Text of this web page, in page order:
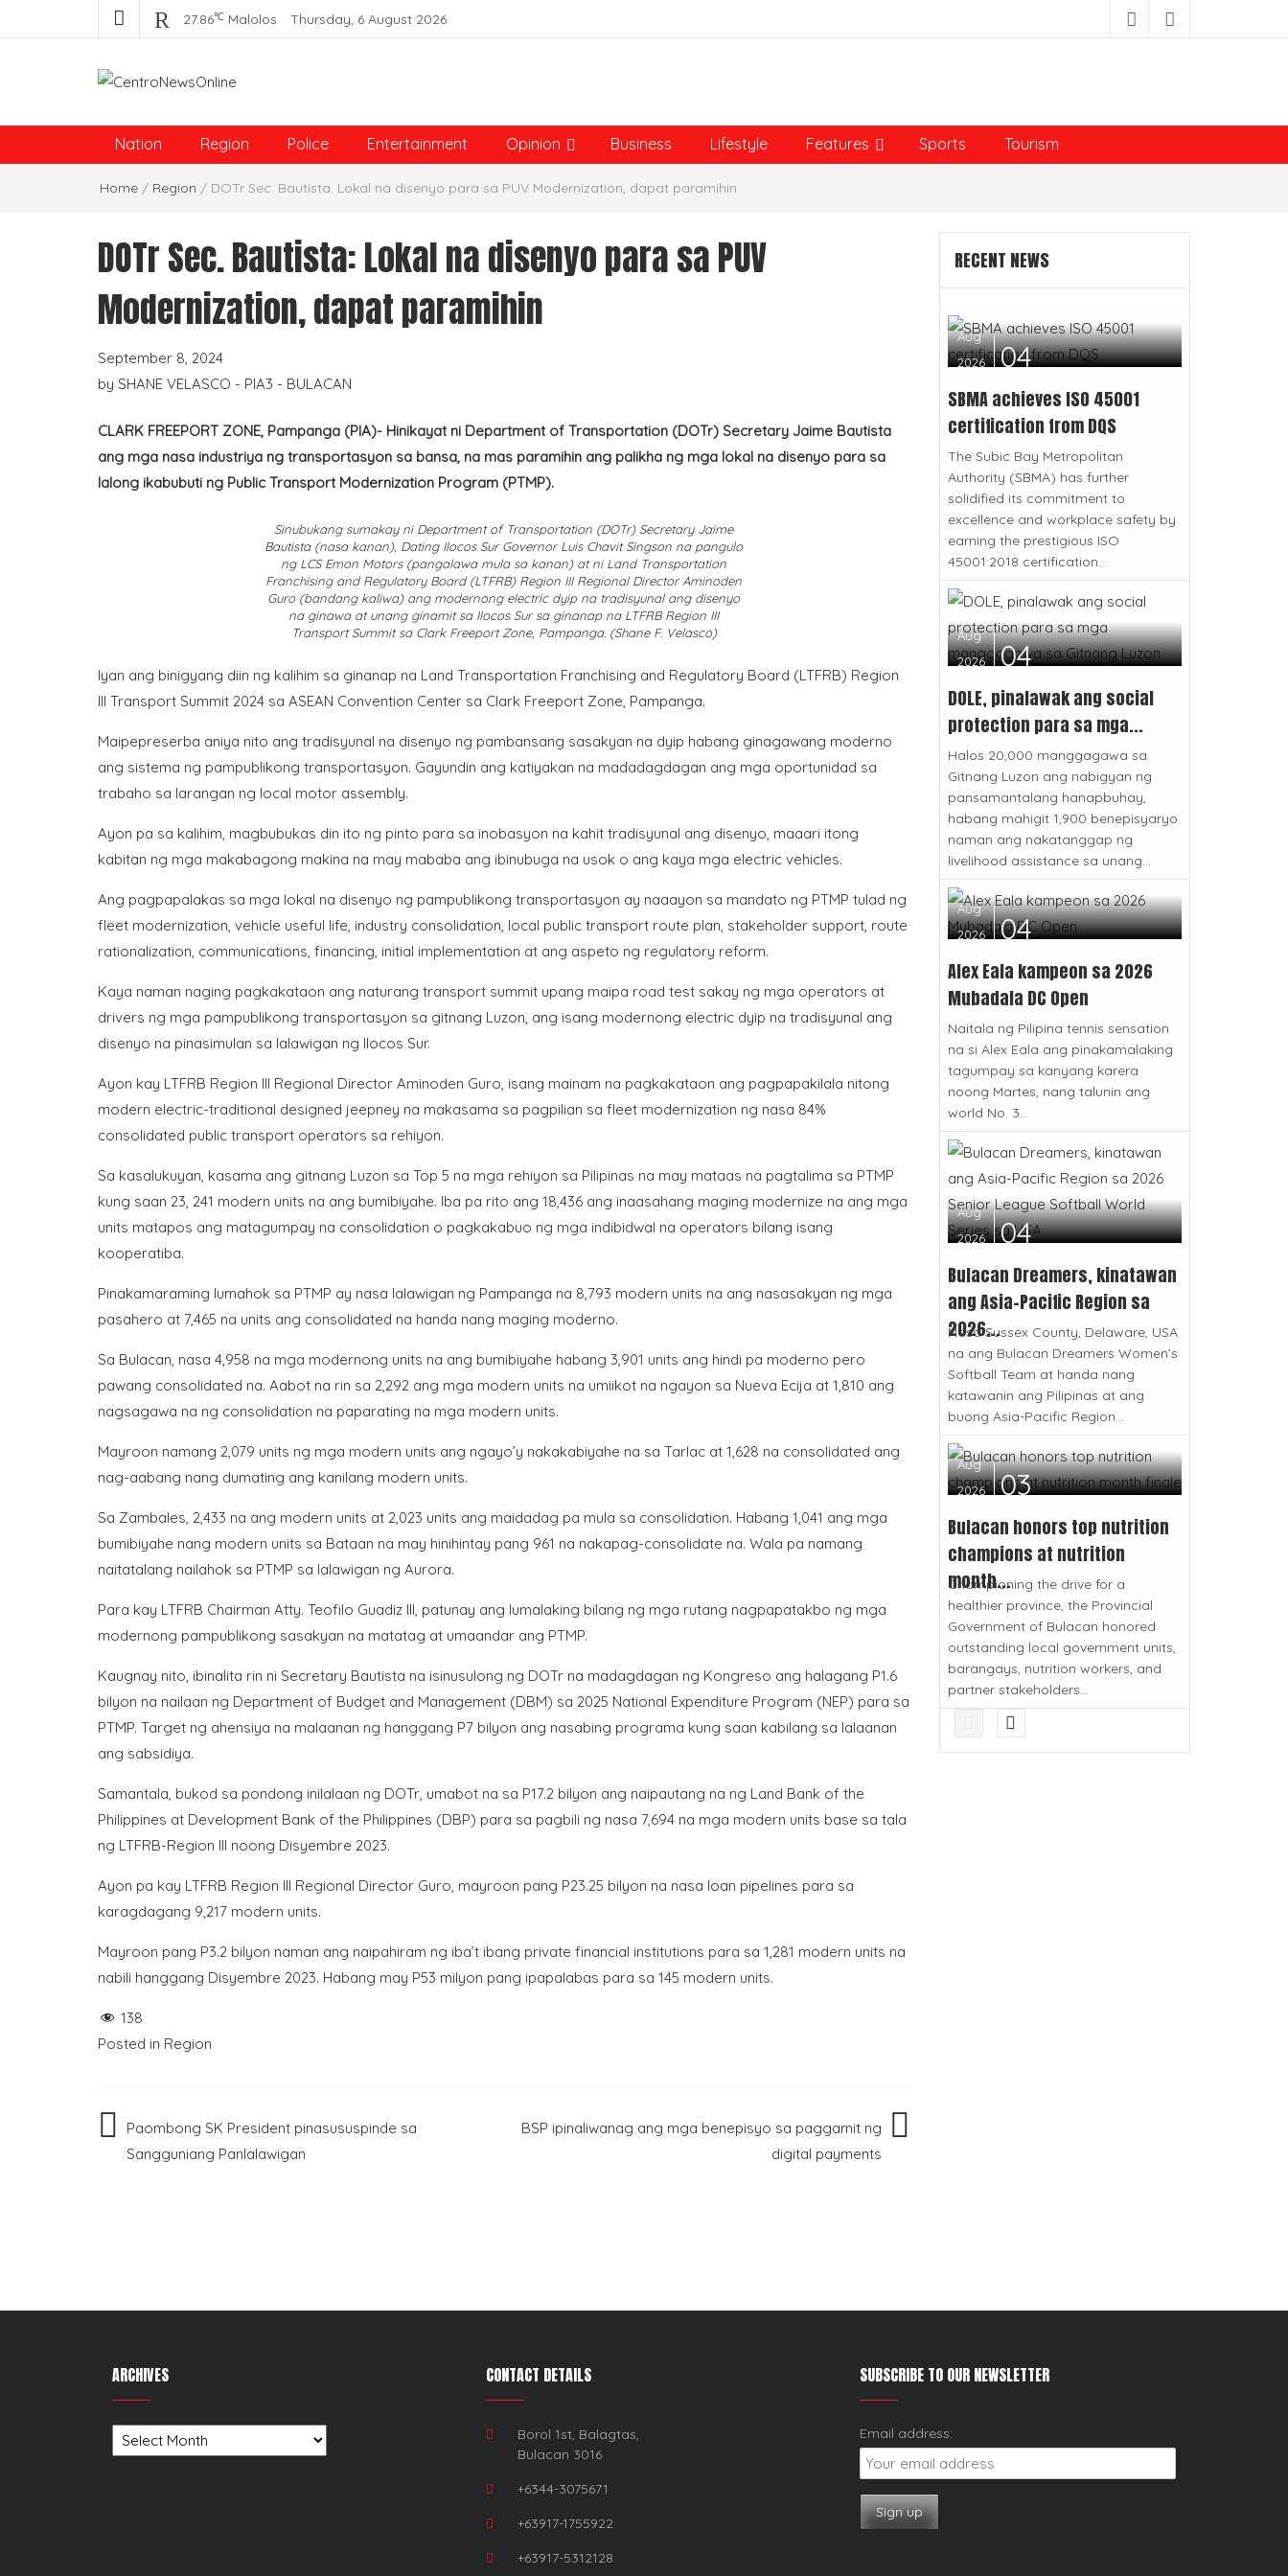
27.86℃ Malolos Thursday, 6 August 2026
Centro News Online
Nation Region Police Entertainment Opinion Business Lifestyle Features Sports Tourism
Home / Region / DOTr Sec. Bautista: Lokal na disenyo para sa PUV Modernization, dapat paramihin
DOTr Sec. Bautista: Lokal na disenyo para sa PUV
Modernization, dapat paramihin
September 8, 2024
by SHANE VELASCO - PIA3 - BULACAN
CLARK FREEPORT ZONE, Pampanga (PIA)- Hinikayat ni Department of Transportation (DOTr) Secretary Jaime Bautista
ang mga nasa industriya ng transportasyon sa bansa, na mas paramihin ang palikha ng mga lokal na disenyo para sa
lalong ikabubuti ng Public Transport Modernization Program (PTMP).
Sinubukang sumakay ni Department of Transportation (DOTr) Secretary Jaime
Bautista (nasa kanan), Dating Ilocos Sur Governor Luis Chavit Singson na pangulo
ng LCS Emon Motors (pangalawa mula sa kanan) at ni Land Transportation
Franchising and Regulatory Board (LTFRB) Region III Regional Director Aminoden
Guro (bandang kaliwa) ang modernong electric dyip na tradisyunal ang disenyo
na ginawa at unang ginamit sa Ilocos Sur sa ginanap na LTFRB Region III
Transport Summit sa Clark Freeport Zone, Pampanga. (Shane F. Velasco)
Iyan ang binigyang diin ng kalihim sa ginanap na Land Transportation Franchising and Regulatory Board (LTFRB) Region
III Transport Summit 2024 sa ASEAN Convention Center sa Clark Freeport Zone, Pampanga.
Maipepreserba aniya nito ang tradisyunal na disenyo ng pambansang sasakyan na dyip habang ginagawang moderno
ang sistema ng pampublikong transportasyon. Gayundin ang katiyakan na madadagdagan ang mga oportunidad sa
trabaho sa larangan ng local motor assembly.
Ayon pa sa kalihim, magbubukas din ito ng pinto para sa inobasyon na kahit tradisyunal ang disenyo, maaari itong
kabitan ng mga makabagong makina na may mababa ang ibinubuga na usok o ang kaya mga electric vehicles.
Ang pagpapalakas sa mga lokal na disenyo ng pampublikong transportasyon ay naaayon sa mandato ng PTMP tulad ng
fleet modernization, vehicle useful life, industry consolidation, local public transport route plan, stakeholder support, route
rationalization, communications, financing, initial implementation at ang aspeto ng regulatory reform.
Kaya naman naging pagkakataon ang naturang transport summit upang maipa road test sakay ng mga operators at
drivers ng mga pampublikong transportasyon sa gitnang Luzon, ang isang modernong electric dyip na tradisyunal ang
disenyo na pinasimulan sa lalawigan ng Ilocos Sur.
Ayon kay LTFRB Region III Regional Director Aminoden Guro, isang mainam na pagkakataon ang pagpapakilala nitong
modern electric-traditional designed jeepney na makasama sa pagpilian sa fleet modernization ng nasa 84%
consolidated public transport operators sa rehiyon.
Sa kasalukuyan, kasama ang gitnang Luzon sa Top 5 na mga rehiyon sa Pilipinas na may mataas na pagtalima sa PTMP
kung saan 23, 241 modern units na ang bumibiyahe. Iba pa rito ang 18,436 ang inaasahang maging modernize na ang mga
units matapos ang matagumpay na consolidation o pagkakabuo ng mga indibidwal na operators bilang isang
kooperatiba.
Pinakamaraming lumahok sa PTMP ay nasa lalawigan ng Pampanga na 8,793 modern units na ang nasasakyan ng mga
pasahero at 7,465 na units ang consolidated na handa nang maging moderno.
Sa Bulacan, nasa 4,958 na mga modernong units na ang bumibiyahe habang 3,901 units ang hindi pa moderno pero
pawang consolidated na. Aabot na rin sa 2,292 ang mga modern units na umiikot na ngayon sa Nueva Ecija at 1,810 ang
nagsagawa na ng consolidation na paparating na mga modern units.
Mayroon namang 2,079 units ng mga modern units ang ngayo’y nakakabiyahe na sa Tarlac at 1,628 na consolidated ang
nag-aabang nang dumating ang kanilang modern units.
Sa Zambales, 2,433 na ang modern units at 2,023 units ang maidadag pa mula sa consolidation. Habang 1,041 ang mga
bumibiyahe nang modern units sa Bataan na may hinihintay pang 961 na nakapag-consolidate na. Wala pa namang
naitatalang nailahok sa PTMP sa lalawigan ng Aurora.
Para kay LTFRB Chairman Atty. Teofilo Guadiz III, patunay ang lumalaking bilang ng mga rutang nagpapatakbo ng mga
modernong pampublikong sasakyan na matatag at umaandar ang PTMP.
Kaugnay nito, ibinalita rin ni Secretary Bautista na isinusulong ng DOTr na madagdagan ng Kongreso ang halagang P1.6
bilyon na nailaan ng Department of Budget and Management (DBM) sa 2025 National Expenditure Program (NEP) para sa
PTMP. Target ng ahensiya na malaanan ng hanggang P7 bilyon ang nasabing programa kung saan kabilang sa lalaanan
ang sabsidiya.
Samantala, bukod sa pondong inilalaan ng DOTr, umabot na sa P17.2 bilyon ang naipautang na ng Land Bank of the
Philippines at Development Bank of the Philippines (DBP) para sa pagbili ng nasa 7,694 na mga modern units base sa tala
ng LTFRB-Region III noong Disyembre 2023.
Ayon pa kay LTFRB Region III Regional Director Guro, mayroon pang P23.25 bilyon na nasa loan pipelines para sa
karagdagang 9,217 modern units.
Mayroon pang P3.2 bilyon naman ang naipahiram ng iba’t ibang private financial institutions para sa 1,281 modern units na
nabili hanggang Disyembre 2023. Habang may P53 milyon pang ipapalabas para sa 145 modern units.
138
Posted in Region
PostPaombong SK President pinasususpinde sa
Sangguniang Panlalawigan
BSP ipinaliwanag ang mga benepisyo sa paggamit ng
digital payments
RECENT NEWS
Aug
2026
04
SBMA achieves ISO 45001
certification from DQS
The Subic Bay Metropolitan
Authority (SBMA) has further
solidified its commitment to
excellence and workplace safety by
earning the prestigious ISO
45001:2018 certification...
Aug
2026
04
DOLE, pinalawak ang social
protection para sa mga...
Halos 20,000 manggagawa sa
Gitnang Luzon ang nabigyan ng
pansamantalang hanapbuhay,
habang mahigit 1,900 benepisyaryo
naman ang nakatanggap ng
livelihood assistance sa unang...
Aug
2026
04
Alex Eala kampeon sa 2026
Mubadala DC Open
Naitala ng Pilipina tennis sensation
na si Alex Eala ang pinakamalaking
tagumpay sa kanyang karera
noong Martes, nang talunin ang
world No. 3...
Aug
2026
04
Bulacan Dreamers, kinatawan
ang Asia-Pacific Region sa
2026...
Nasa Sussex County, Delaware, USA
na ang Bulacan Dreamers Women’s
Softball Team at handa nang
katawanin ang Pilipinas at ang
buong Asia-Pacific Region...
Aug
2026
03
Bulacan honors top nutrition
champions at nutrition
month...
Championing the drive for a
healthier province, the Provincial
Government of Bulacan honored
outstanding local government units,
barangays, nutrition workers, and
partner stakeholders...
ARCHIVES
Archives
CONTACT DETAILS
Borol 1st, Balagtas,
Bulacan 3016
+6344-3075671
+63917-1755922
+63917-5312128
SUBSCRIBE TO OUR NEWSLETTER
Email address: